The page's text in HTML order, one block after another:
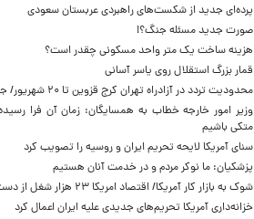
پرده‌ای جدید از شکست‌های راهبردی عربستان سعودی
صورت جدید مسئله جنگ؟!
هزینه ساخت یک متر واحد مسکونی چقدر است؟
قمار بزرگ استقلال روی یاسر آسانی
محدودیت تردد در آزادراه تهران کرج قزوین تا ۲۰ شهریور/ جزئیات
وزیر امور خارجه خطاب به همسایگان: زمان آن فرا
متکی باشیم
سنای آمریکا لایحه تحریم ایران و روسیه را تصویب کرد
پزشکیان: ما نوکر مردم و در خدمت آنان هستیم
شوک به بازار کار آمریکا/ اقتصاد امریکا ۲۳ هزار شغل از دست داد
خزانه‌داری آمریکا تحریم‌های جدیدی علیه ایران اعمال کرد